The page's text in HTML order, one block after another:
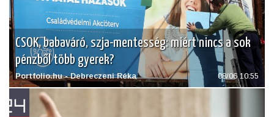
CSOK, babaváró, szja-mentesség: miért nincs a sok
pénzből több gyerek?
Portfolio.hu - Debreczeni Réka 08/06 10:55